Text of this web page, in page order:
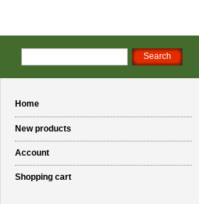
Home
New products
Account
Shopping cart